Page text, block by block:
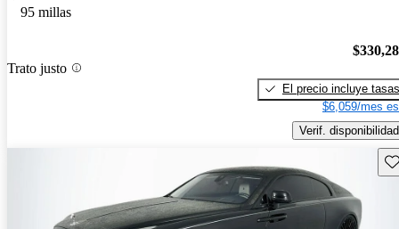
95 millas
Trato justo
El precio incluye tasas
$6,059/mes
Verif. disponibilidad